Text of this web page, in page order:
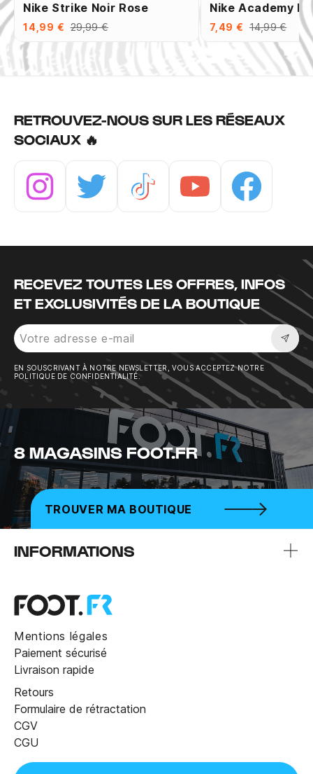
Nike Strike Noir Rose
14,99 € 29,99 €
Nike Academy
7,49 € 14,99 €
RETROUVEZ-NOUS SUR LES RÉSEAUX
SOCIAUX 🔥
RECEVEZ TOUTES LES OFFRES, INFOS
ET EXCLUSIVITÉS DE LA BOUTIQUE
EN SOUSCRIVANT À NOTRE NEWSLETTER, VOUS ACCEPTEZ NOTRE
POLITIQUE DE CONFIDENTIALITÉ.
8 MAGASINS FOOT.FR
TROUVER MA BOUTIQUE
INFORMATIONS
Mentions légales
Paiement sécurisé
Livraison rapide
Retours
Formulaire de rétractation
CGV
CGU